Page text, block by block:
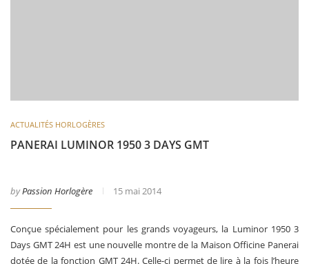
ACTUALITÉS HORLOGÈRES
PANERAI LUMINOR 1950 3 DAYS GMT
byPassion Horlogère 15 mai 2014
Conçue spécialement pour les grands voyageurs, la Luminor 1950 3
Days GMT 24H est une nouvelle montre de la Maison Officine Panerai
dotée de la fonction GMT 24H. Celle-ci permet de lire à la fois l’heure